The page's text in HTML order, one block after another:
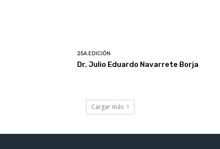
25A.EDICIÓN
Dr. Julio Eduardo Navarrete Borja
Cargar más